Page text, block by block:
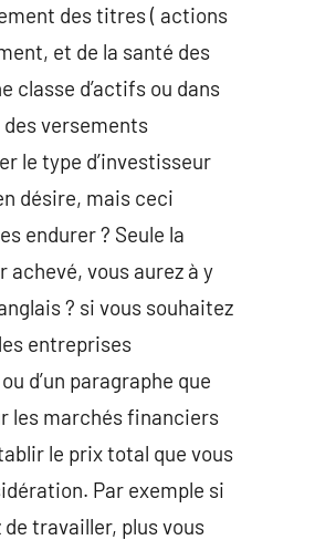
des titres ( actions
et de la santé des
classe d’actifs ou dans
versements
le type d’investisseur
désire, mais ceci
endurer ? Seule la
vous aurez à y
? si vous souhaitez
entreprises
d’un paragraphe que
les marchés financiers
le prix total que vous
Par exemple si
travailler, plus vous